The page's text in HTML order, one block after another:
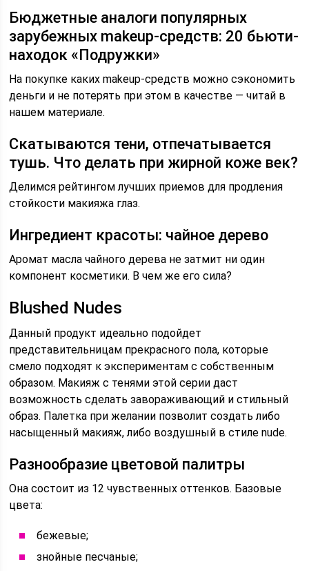
Бюджетные аналоги популярных
зарубежных makeup-средств: 20 бьюти-
находок «Подружки»
На покупке каких makeup-средств можно сэкономить
деньги и не потерять при этом в качестве — читай в
нашем материале.
Скатываются тени, отпечатывается
тушь. Что делать при жирной коже век?
Делимся рейтингом лучших приемов для продления
стойкости макияжа глаз.
Ингредиент красоты: чайное дерево
Аромат масла чайного дерева не затмит ни один
компонент косметики. В чем же его сила?
Blushed Nudes
Данный продукт идеально подойдет
представительницам прекрасного пола, которые
смело подходят к экспериментам с собственным
образом. Макияж с тенями этой серии даст
возможность сделать завораживающий и стильный
образ. Палетка при желании позволит создать либо
насыщенный макияж, либо воздушный в стиле nude.
Разнообразие цветовой палитры
Она состоит из 12 чувственных оттенков. Базовые
цвета:
бежевые;
знойные песчаные;